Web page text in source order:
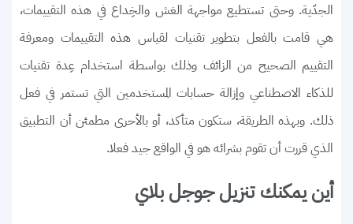
الجدّية. وحتى تستطيع مواجهة الغش والخِداع في هذه التقييمات،
هي قامت بالفعل بتطوير تقنيات لقياس هذه التقييمات ومعرفة
التقييم الصحيح من الزائف وذلك بواسطة استخدام عِدة تقنيات
للذكاء الاصطناعي وإزالة حسابات المستخدمين التي تستمر في فعل
ذلك. وبهذه الطريقة، ستكون متأكد، أو بالأحرى مطمئن أن التطبيق
الذي قررت أن تقوم بشرائه هو في الواقع جيد فعلا.
أين يمكنك تنزيل جوجل بلاي